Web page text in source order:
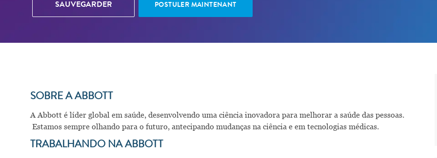
SAUVEGARDER POSTULER MAINTENANT
SOBRE A ABBOTT
A Abbott é líder global em saúde, desenvolvendo uma ciência inovadora para melhorar a saúde das pessoas.
Estamos sempre olhando para o futuro, antecipando mudanças na ciência e em tecnologias médicas.
TRABALHANDO NA ABBOTT